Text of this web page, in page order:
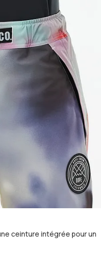
ceinture intégrée pour un